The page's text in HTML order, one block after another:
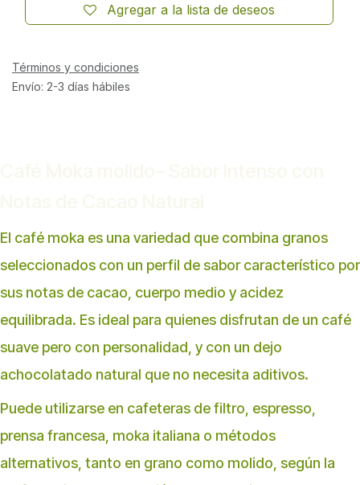
Agregar a la lista de deseos
Términos y condiciones
Envío: 2-3 días hábiles
El café moka es una variedad que combina granos
seleccionados con un perfil de sabor característico por
sus notas de cacao, cuerpo medio y acidez
equilibrada. Es ideal para quienes disfrutan de un café
suave pero con personalidad, y con un dejo
achocolatado natural que no necesita aditivos.
Puede utilizarse en cafeteras de filtro, espresso,
prensa francesa, moka italiana o métodos
alternativos, tanto en grano como molido, según la